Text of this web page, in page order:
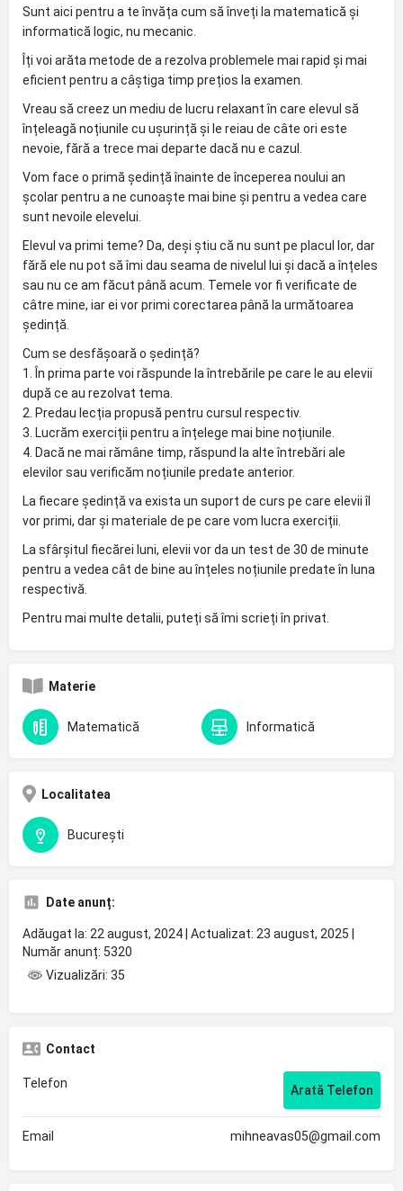
Sunt aici pentru a te învăța cum să înveți la matematică și
informatică logic, nu mecanic.
Îți voi arăta metode de a rezolva problemele mai rapid și mai
eficient pentru a câștiga timp prețios la examen.
Vreau să creez un mediu de lucru relaxant în care elevul să
înțeleagă noțiunile cu ușurință și le reiau de câte ori este
nevoie, fără a trece mai departe dacă nu e cazul.
Vom face o primă ședință înainte de începerea noului an
școlar pentru a ne cunoaște mai bine și pentru a vedea care
sunt nevoile elevelui.
Elevul va primi teme? Da, deși știu că nu sunt pe placul lor, dar
fără ele nu pot să îmi dau seama de nivelul lui și dacă a înțeles
sau nu ce am făcut până acum. Temele vor fi verificate de
câtre mine, iar ei vor primi corectarea până la următoarea
ședință.
Cum se desfășoară o ședință?
1. În prima parte voi răspunde la întrebările pe care le au elevii
după ce au rezolvat tema.
2. Predau lecția propusă pentru cursul respectiv.
3. Lucrăm exerciții pentru a înțelege mai bine noțiunile.
4. Dacă ne mai rămâne timp, răspund la alte întrebări ale
elevilor sau verificăm noțiunile predate anterior.
La fiecare ședință va exista un suport de curs pe care elevii îl
vor primi, dar și materiale de pe care vom lucra exerciții.
La sfârșitul fiecărei luni, elevii vor da un test de 30 de minute
pentru a vedea cât de bine au înțeles noțiunile predate în luna
respectivă.
Pentru mai multe detalii, puteți să îmi scrieți în privat.
Materie
Matematică Informatică
Localitatea
București
Date anunț:
Adăugat la: 22 august, 2024 | Actualizat: 23 august, 2025 |
Număr anunț: 5320
Vizualizări: 35
Contact
Telefon Arată Telefon
Email mihneavas05@gmail.com